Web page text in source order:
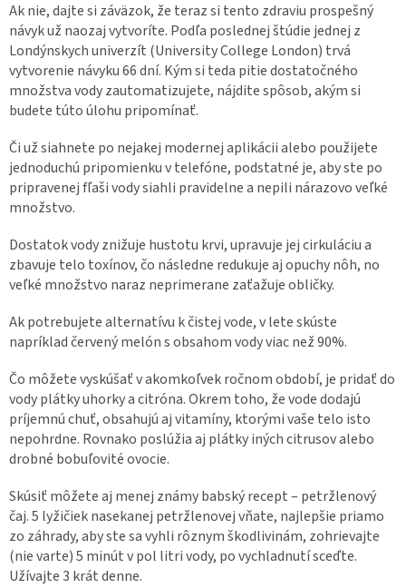
Ak nie, dajte si záväzok, že teraz si tento zdraviu prospešný
návyk už naozaj vytvoríte. Podľa poslednej štúdie jednej z
Londýnskych univerzít (University College London) trvá
vytvorenie návyku 66 dní. Kým si teda pitie dostatočného
množstva vody zautomatizujete, nájdite spôsob, akým si
budete túto úlohu pripomínať.
Či už siahnete po nejakej modernej aplikácii alebo použijete
jednoduchú pripomienku v telefóne, podstatné je, aby ste po
pripravenej fľaši vody siahli pravidelne a nepili nárazovo veľké
množstvo.
Dostatok vody znižuje hustotu krvi, upravuje jej cirkuláciu a
zbavuje telo toxínov, čo následne redukuje aj opuchy nôh, no
veľké množstvo naraz neprimerane zaťažuje obličky.
Ak potrebujete alternatívu k čistej vode, v lete skúste
napríklad červený melón s obsahom vody viac než 90%.
Čo môžete vyskúšať v akomkoľvek ročnom období, je pridať do
vody plátky uhorky a citróna. Okrem toho, že vode dodajú
príjemnú chuť, obsahujú aj vitamíny, ktorými vaše telo isto
nepohrdne. Rovnako poslúžia aj plátky iných citrusov alebo
drobné bobuľovité ovocie.
Skúsiť môžete aj menej známy babský recept – petržlenový
čaj. 5 lyžičiek nasekanej petržlenovej vňate, najlepšie priamo
zo záhrady, aby ste sa vyhli rôznym škodlivinám, zohrievajte
(nie varte) 5 minút v pol litri vody, po vychladnutí sceďte.
Užívajte 3 krát denne.